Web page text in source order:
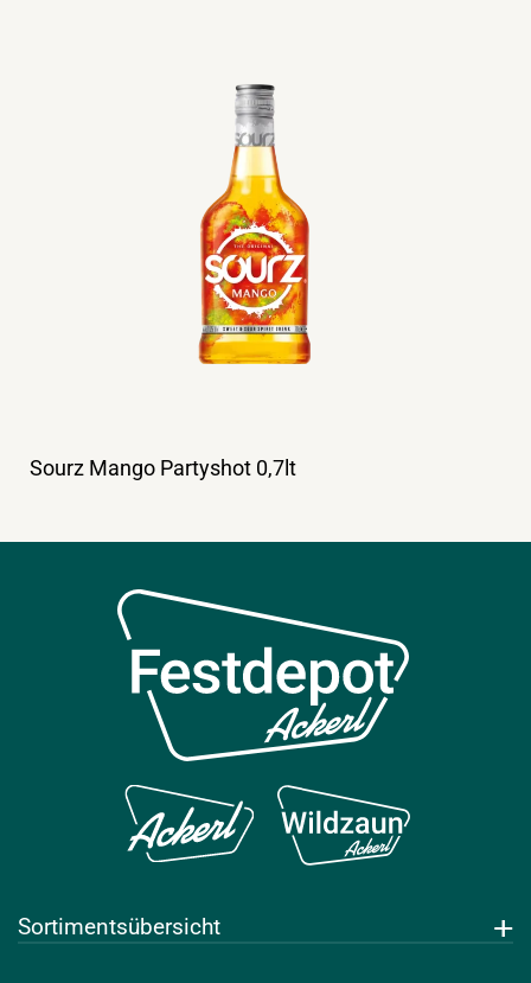
Sourz Mango Partyshot 0,7lt
Sortimentsübersicht